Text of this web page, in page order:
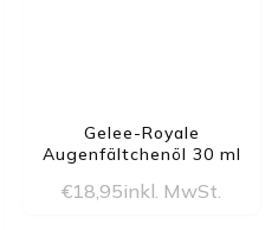
Gelee-Royale
Augenfältchenöl 30 ml
€18,95inkl. MwSt.